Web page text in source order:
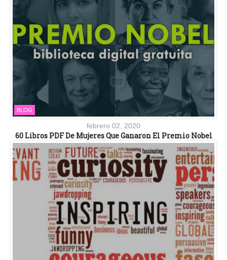
BLOG
febrero 02, 2020
60 Libros PDF De Mujeres Que Ganaron El Premio Nobel